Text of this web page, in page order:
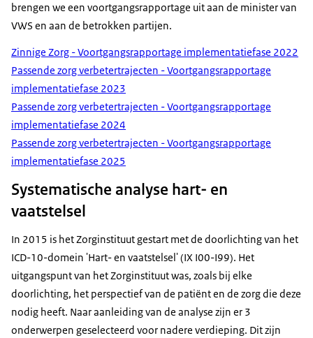
brengen we een voortgangsrapportage uit aan de minister van
VWS en aan de betrokken partijen.
Zinnige Zorg - Voortgangsrapportage implementatiefase 2022
Passende zorg verbetertrajecten - Voortgangsrapportage
implementatiefase 2023
Passende zorg verbetertrajecten - Voortgangsrapportage
implementatiefase 2024
Passende zorg verbetertrajecten - Voortgangsrapportage
implementatiefase 2025
Systematische analyse hart- en
vaatstelsel
In 2015 is het Zorginstituut gestart met de doorlichting van het
ICD-10-domein 'Hart- en vaatstelsel' (IX I00-I99). Het
uitgangspunt van het Zorginstituut was, zoals bij elke
doorlichting, het perspectief van de patiënt en de zorg die deze
nodig heeft. Naar aanleiding van de analyse zijn er 3
onderwerpen geselecteerd voor nadere verdieping. Dit zijn